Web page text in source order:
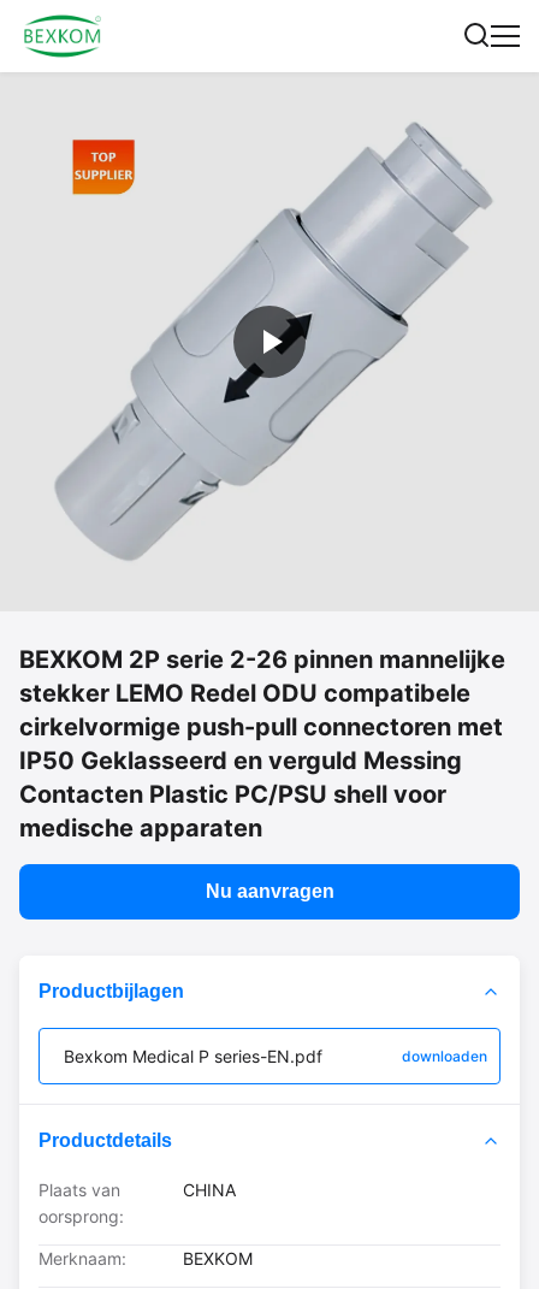
BEXKOM 2P serie 2-26 pinnen mannelijke
stekker LEMO Redel ODU compatibele
cirkelvormige push-pull connectoren met
IP50 Geklasseerd en verguld Messing
Contacten Plastic PC/PSU shell voor
medische apparaten
Nu aanvragen
Productbijlagen
Bexkom Medical P series-EN.pdf downloaden
Productdetails
Plaats van
oorsprong:
CHINA
Merknaam: BEXKOM